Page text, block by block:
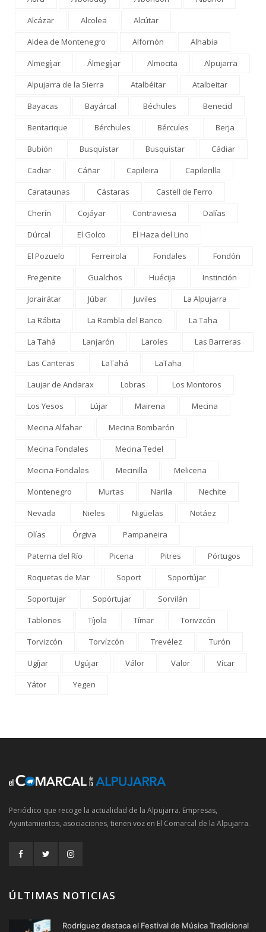
Alcázar
Alcolea
Alcútar
Aldea de Montenegro
Alfornón
Alhabia
Almegíjar
Álmegíjar Almocita
Alpujarra
Alpujarra de la Sierra
Atalbéitar
Atalbeitar
Bayacas
Bayárcal Béchules
Benecid
Bentarique
Bérchules Bércules
Berja
Bubión
Busquístar Busquistar
Cádiar
Cadiar
Cáñar Capileira
Capilerilla
Carataunas
Cástaras
Castell de Ferro
Cherín
Cojáyar Contraviesa
Dalías
Dúrcal
El Golco
El Haza del Lino
El Pozuelo
Ferreirola Fondales
Fondón
Fregenite
Gualchos Huécija
Instinción
Jorairátar
Júbar Juviles
La Alpujarra
La Rábita
La Rambla del Banco
La Taha
La Tahá
Lanjarón Laroles
Las Barreras
Las Canteras
LaTahá
LaTaha
Laujar de Andarax
Lobras
Los Montoros
Los Yesos
Lújar Mairena
Mecina
Mecina Alfahar
Mecina Bombarón
Mecina Fondales
Mecina Tedel
Mecina-Fondales
Mecinilla
Melicena
Montenegro
Murtas Narila
Nechite
Nevada
Nieles Nigüelas
Notáez
Olías
Órgiva
Pampaneira
Paterna del Río
Picena Pitres
Pórtugos
Roquetas de Mar
Soport
Soportújar
Soportujar
Sopórtujar
Sorvilán
Tablones
Tíjola Tímar
Torivzcón
Torvizcón
Torvízcón Trevélez
Turón
Ugíjar
Ugújar Válor Valor
Vícar
Yátor
Yegen
Periódico que recoge la actualidad de la Alpujarra. Empresas,
Ayuntamientos, asociaciones, tienen voz en El Comarcal de la Alpujarra.
ÚLTIMAS NOTICIAS
Rodríguez destaca el Festival de Música Tradicional